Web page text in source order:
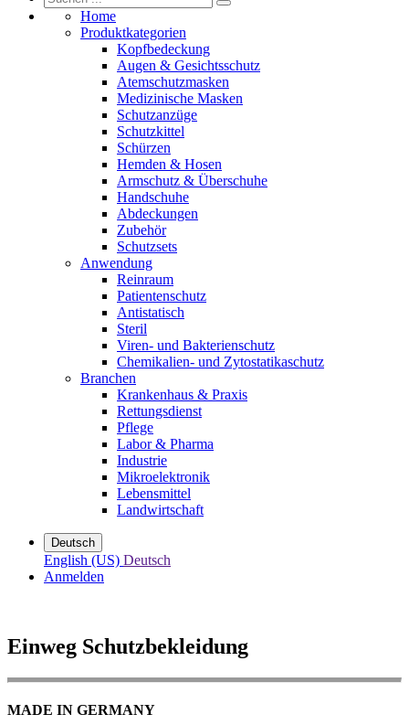
Home
Produktkategorien
Kopfbedeckung
Augen & Gesichtsschutz
Atemschutzmasken
Medizinische Masken
Schutzanzüge
Schutzkittel
Schürzen
Hemden & Hosen
Armschutz & Überschuhe
Handschuhe
Abdeckungen
Zubehör
Schutzsets
Anwendung
Reinraum
Patientenschutz
Antistatisch
Steril
Viren- und Bakterienschutz
Chemikalien- und Zytostatikaschutz
Branchen
Krankenhaus & Praxis
Rettungsdienst
Pflege
Labor & Pharma
Industrie
Mikroelektronik
Lebensmittel
Landwirtschaft
Deutsch
English (US) Deutsch
Anmelden
Einweg Schutzbekleidung
MADE IN GERMANY